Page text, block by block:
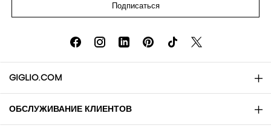
Подписаться
GIGLIO.COM
About
ОБСЛУЖИВАНИЕ КЛИЕНТОВ